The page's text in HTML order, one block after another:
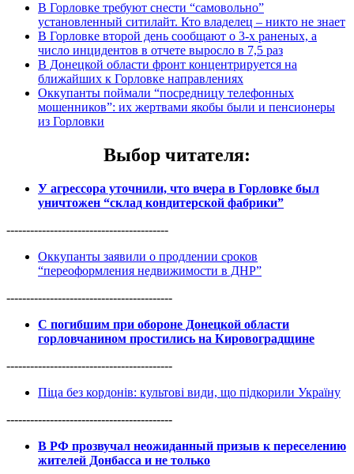
В Горловке требуют снести “самовольно”
установленный ситилайт. Кто владелец – никто не знает
В Горловке второй день сообщают о 3-х раненых, а
число инцидентов в отчете выросло в 7,5 раз
В Донецкой области фронт концентрируется на
ближайших к Горловке направлениях
Оккупанты поймали “посредницу телефонных
мошенников”: их жертвами якобы были и пенсионеры
из Горловки
Выбор читателя:
У агрессора уточнили, что вчера в Горловке был
уничтожен “склад кондитерской фабрики”
-----------------------------------------
Оккупанты заявили о продлении сроков
“переоформления недвижимости в ДНР”
------------------------------------------
С погибшим при обороне Донецкой области
горловчанином простились на Кировоградщине
------------------------------------------
Піца без кордонів: культові види, що підкорили Україну
------------------------------------------
В РФ прозвучал неожиданный призыв к переселению
жителей Донбасса и не только